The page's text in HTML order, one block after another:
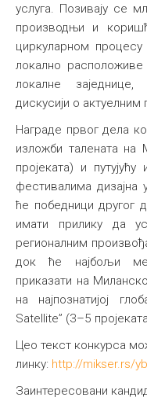
услуга. Позивају се
производњи и
циркуларном
локално
локалне
дискусији о
Награде првог дела
изложби талената
пројеката) и
фестивалима дизајна
ће победници другог
имати прилику да
регионалним
док ће најбољи
приказати на
на најпознатијој
Satellite” (3–5
Цео текст конкурса
линку: http://mikser.rs/
Заинтересовани